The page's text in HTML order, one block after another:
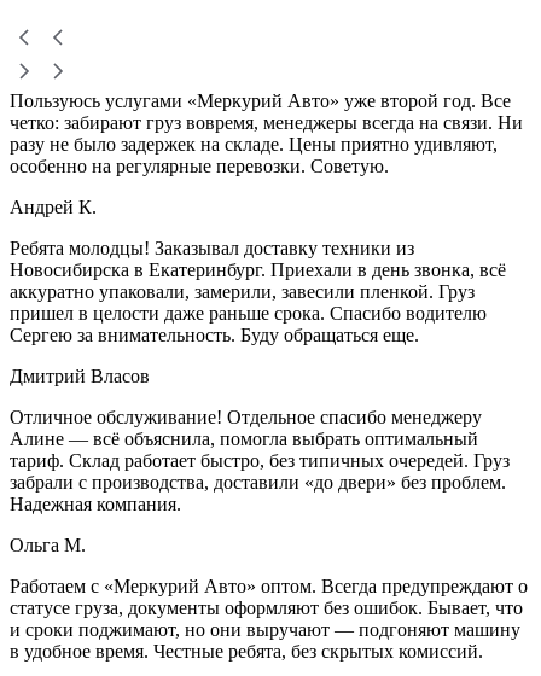
Пользуюсь услугами «Меркурий Авто» уже второй год. Все
четко: забирают груз вовремя, менеджеры всегда на связи. Ни
разу не было задержек на складе. Цены приятно удивляют,
особенно на регулярные перевозки. Советую.
Андрей К.
Ребята молодцы! Заказывал доставку техники из
Новосибирска в Екатеринбург. Приехали в день звонка, всё
аккуратно упаковали, замерили, завесили пленкой. Груз
пришел в целости даже раньше срока. Спасибо водителю
Сергею за внимательность. Буду обращаться еще.
Дмитрий Власов
Отличное обслуживание! Отдельное спасибо менеджеру
Алине — всё объяснила, помогла выбрать оптимальный
тариф. Склад работает быстро, без типичных очередей. Груз
забрали с производства, доставили «до двери» без проблем.
Надежная компания.
Ольга М.
Работаем с «Меркурий Авто» оптом. Всегда предупреждают о
статусе груза, документы оформляют без ошибок. Бывает, что
и сроки поджимают, но они выручают — подгоняют машину
в удобное время. Честные ребята, без скрытых комиссий.